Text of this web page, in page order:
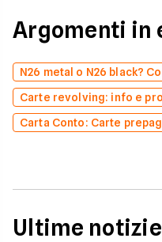
Argomenti in
N26 metal o N26 black?
Carte revolving: info e
Carta Conto: Carte
Ultime